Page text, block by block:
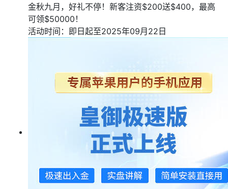
金秋九月，好礼不停！新客注资$200送$400，最高
可领$50000！
活动时间：即日起至2025年09月22日